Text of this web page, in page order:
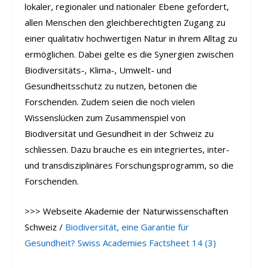
lokaler, regionaler und nationaler Ebene gefordert,
allen Menschen den gleichberechtigten Zugang zu
einer qualitativ hochwertigen Natur in ihrem Alltag zu
ermöglichen. Dabei gelte es die Synergien zwischen
Biodiversitäts-, Klima-, Umwelt- und
Gesundheitsschutz zu nutzen, betonen die
Forschenden. Zudem seien die noch vielen
Wissenslücken zum Zusammenspiel von
Biodiversität und Gesundheit in der Schweiz zu
schliessen. Dazu brauche es ein integriertes, inter-
und transdisziplinäres Forschungsprogramm, so die
Forschenden.
>>> Webseite Akademie der Naturwissenschaften
Schweiz / Biodiversität, eine Garantie für
Gesundheit? Swiss Academies Factsheet 14 (3)